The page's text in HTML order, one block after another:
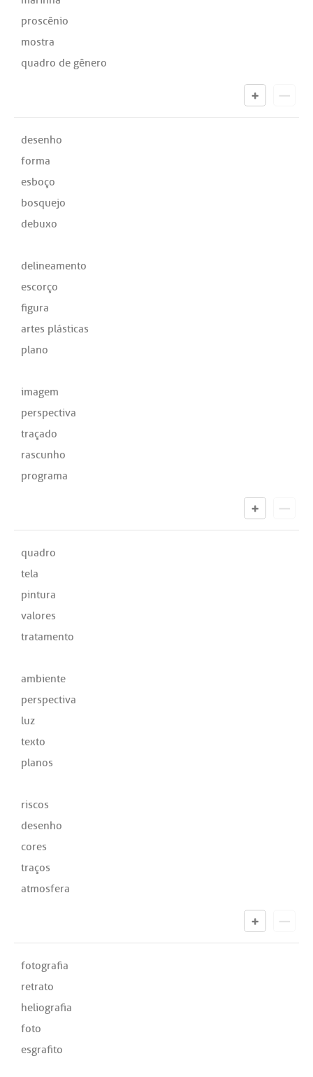
proscênio
mostra
quadro de gênero
desenho
forma
esboço
bosquejo
debuxo
delineamento
escorço
figura
artes plásticas
plano
imagem
perspectiva
traçado
rascunho
programa
quadro
tela
pintura
valores
tratamento
ambiente
perspectiva
luz
texto
planos
riscos
desenho
cores
traços
atmosfera
fotografia
retrato
heliografia
foto
esgrafito